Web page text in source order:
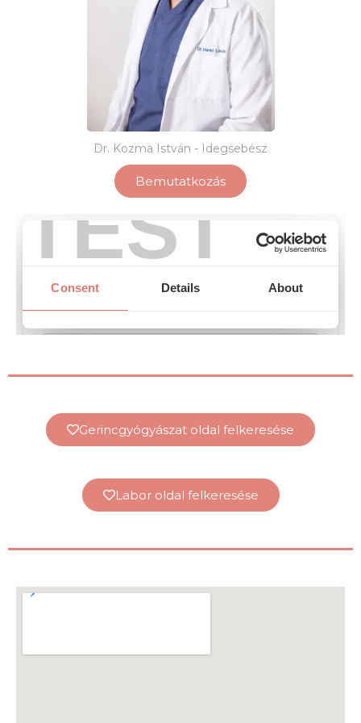
Dr. Kozma István - Idegsebész
Bemutatkozás
Gerincgyógyászat oldal felkeresése
Labor oldal felkeresése